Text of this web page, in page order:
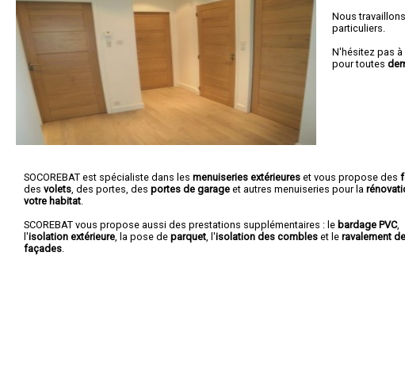
Nous
particuliers.
N'hésitez pas
pour toutes
SOCOREBAT est spécialiste dans les menuiseries extérieures et vous propose des
des volets, des portes, des portes de garage et autres menuiseries pour la
votre habitat.
SCOREBAT vous propose aussi des prestations supplémentaires : le bardage PVC,
l'isolation extérieure, la pose de parquet, l'isolation des combles et le ravalement de
façades.